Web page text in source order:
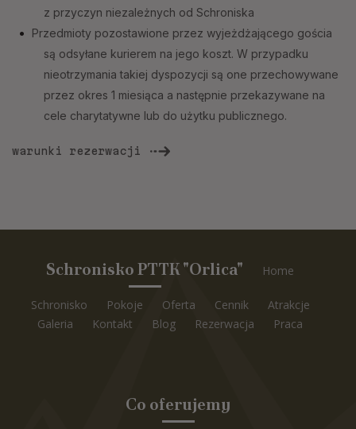
z przyczyn niezależnych od Schroniska
Przedmioty pozostawione przez wyjeżdżającego gościa
są odsyłane kurierem na jego koszt. W przypadku
nieotrzymania takiej dyspozycji są one przechowywane
przez okres 1 miesiąca a następnie przekazywane na
cele charytatywne lub do użytku publicznego.
warunki rezerwacji
Schronisko PTTK "Orlica" Home
Schronisko Pokoje Oferta Cennik
Atrakcje
Galeria
Kontakt Blog Rezerwacja Praca
Co oferujemy